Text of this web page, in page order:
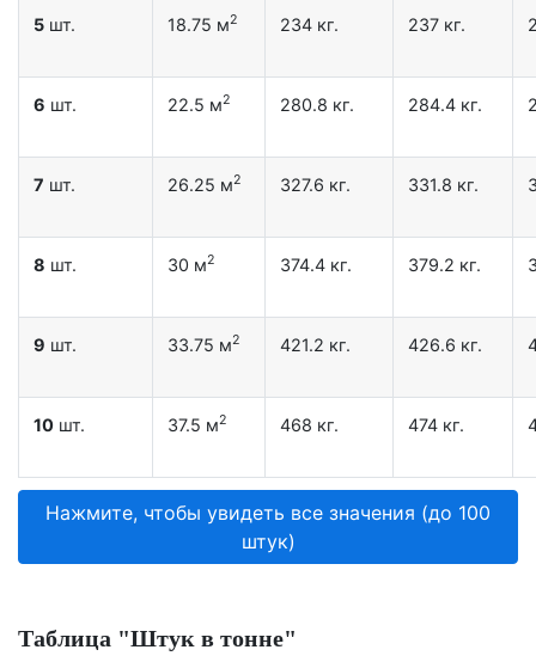
5 шт. 18.75 м2 234 кг. 237 кг.
6 шт. 22.5 м2 280.8 кг. 284.4 кг.
7 шт. 26.25 м2 327.6 кг. 331.8 кг.
8 шт. 30 м2 374.4 кг. 379.2 кг.
9 шт. 33.75 м2 421.2 кг. 426.6 кг.
10 шт. 37.5 м2 468 кг. 474 кг.
Нажмите, чтобы увидеть все значения (до 100
штук)
Таблица "Штук в тонне"